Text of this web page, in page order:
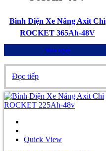
Bình Điện Xe Nâng Axit Chì
ROCKET 365Ah-48V
Mua ngay
Đọc tiếp
Quick View